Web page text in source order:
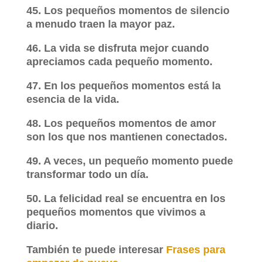
45. Los pequeños momentos de silencio
a menudo traen la mayor paz.
46. La vida se disfruta mejor cuando
apreciamos cada pequeño momento.
47. En los pequeños momentos está la
esencia de la vida.
48. Los pequeños momentos de amor
son los que nos mantienen conectados.
49. A veces, un pequeño momento puede
transformar todo un día.
50. La felicidad real se encuentra en los
pequeños momentos que vivimos a
diario.
También te puede interesar Frases para